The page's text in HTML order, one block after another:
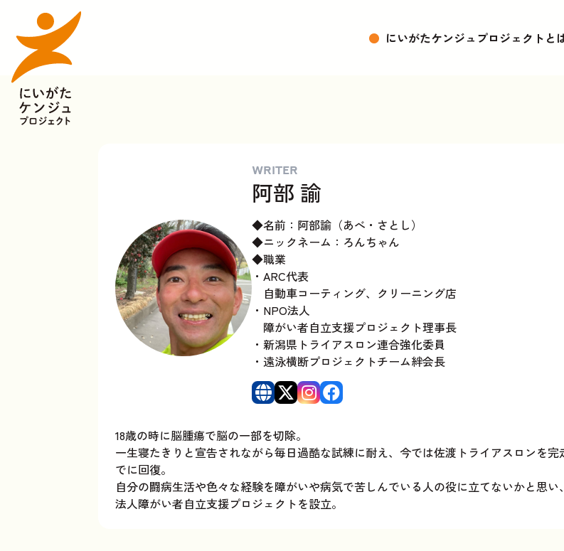
● にいがたケンジュプロジェクトと
WRITER
阿部 諭
◆名前：阿部諭（あべ・さとし）
◆ニックネーム：ろんちゃん
◆職業
・ARC代表
自動車コーティング、クリーニング店
・NPO法人
障がい者自立支援プロジェクト理事長
・新潟県トライアスロン連合強化委員
・遠泳横断プロジェクトチーム絆会長
18歳の時に脳腫瘍で脳の一部を切除。
一生寝たきりと宣告されながら毎日過酷な試練に耐え、今では佐渡トライアスロンを完
でに回復。
自分の闘病生活や色々な経験を障がいや病気で苦しんでいる人の役に立てないかと思い
法人障がい者自立支援プロジェクトを設立。